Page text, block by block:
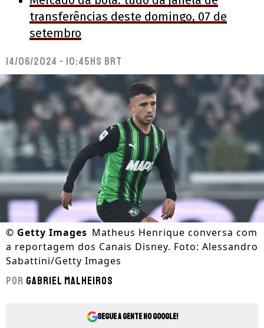
transferências deste domingo, 07 de
setembro
14/06/2024 - 10:45hs BRT
© Getty Images Matheus Henrique conversa com
a reportagem dos Canais Disney. Foto: Alessandro
Sabattini/Getty Images
Por Gabriel Malheiros
Segue a gente no Google!